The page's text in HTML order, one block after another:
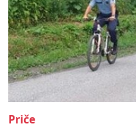
Priče